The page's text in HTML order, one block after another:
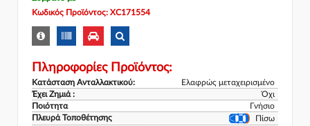
Κωδικός Προϊόντος: XC171554
Πληροφορίες Προϊόντος:
Κατάσταση Ανταλλακτικού:
Ελαφρώς μεταχειρισμένο
Έχει Ζημιά :
Όχι
Ποιότητα
Γνήσιο
Πλευρά Τοποθέτησης
Πίσω